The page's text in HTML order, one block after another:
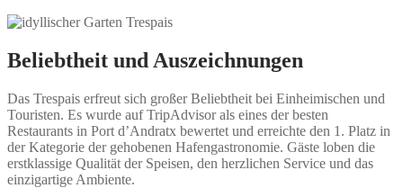
Beliebtheit und Auszeichnungen
Das Trespais erfreut sich großer Beliebtheit bei Einheimischen und
Touristen. Es wurde auf TripAdvisor als eines der besten
Restaurants in Port d’Andratx bewertet und erreichte den 1. Platz in
der Kategorie der gehobenen Hafengastronomie. Gäste loben die
erstklassige Qualität der Speisen, den herzlichen Service und das
einzigartige Ambiente.